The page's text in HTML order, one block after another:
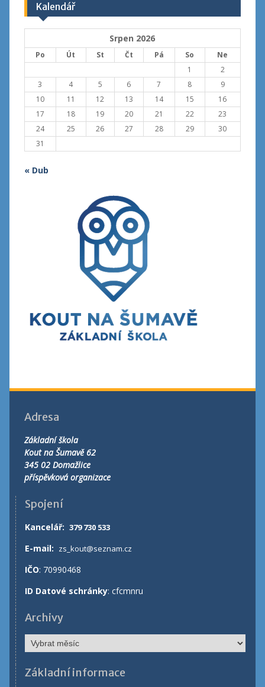
Kalendář
Srpen 2026
Po Út St Čt Pá So
Ne
1
2
3
4 5 6 7 8
9
10
11 12 13 14 15
16
17
18 19 20 21 22
23
24
25 26 27 28 29
30
31
« Dub
Adresa
Základní škola
Kout na Šumavě 62
345 02 Domažlice
příspěvková organizace
Spojení
Kancelář: 379 730 533
E-mail: zs_kout@seznam.cz
IČO: 70990468
ID Datové schránky: cfcmnru
Archivy
Archivy
Základní informace